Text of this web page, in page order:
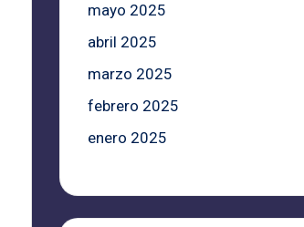
mayo 2025
abril 2025
marzo 2025
febrero 2025
enero 2025